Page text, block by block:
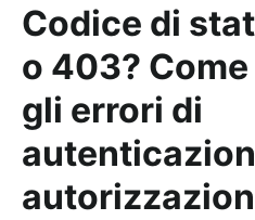
Codice di
o 403?
gli errori di